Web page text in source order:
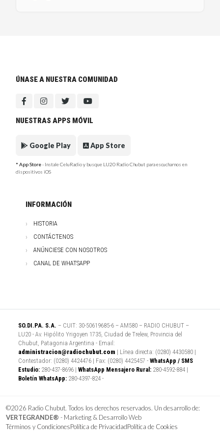
ÚNASE A NUESTRA COMUNIDAD
NUESTRAS APPS MÓVIL
Google Play App Store
* App Store- Instale CeluRadio y busque LU20 Radio Chubut para escucharnos en
dispositivos iOS
INFORMACIÓN
HISTORIA
CONTÁCTENOS
ANÚNCIESE CON NOSOTROS
CANAL DE WHATSAPP
SO.DI.PA. S.A. – CUIT: 30-50619685-6 – AM580 – RADIO CHUBUT –
LU20 - Av. Hipólito Yrigoyen 1735, Ciudad de Trelew, Provincia del
Chubut, Patagonia Argentina - Email:
administracion@radiochubut.com | Línea directa: (0280) 4430580 |
Contestador: (0280) 4424476 | Fax: (0280) 4425457 - WhatsApp / SMS
Estudio: 280-437-8696 | WhatsApp Mensajero Rural: 280-4592-884 |
Boletín WhatsApp: 280-4397-824 -
©2026 Radio Chubut. Todos los derechos reservados. Un desarrollo de:
VERTEGRANDE® - Marketing & Desarrollo Web
Términos y CondicionesPolítica de PrivacidadPolítica de Cookies